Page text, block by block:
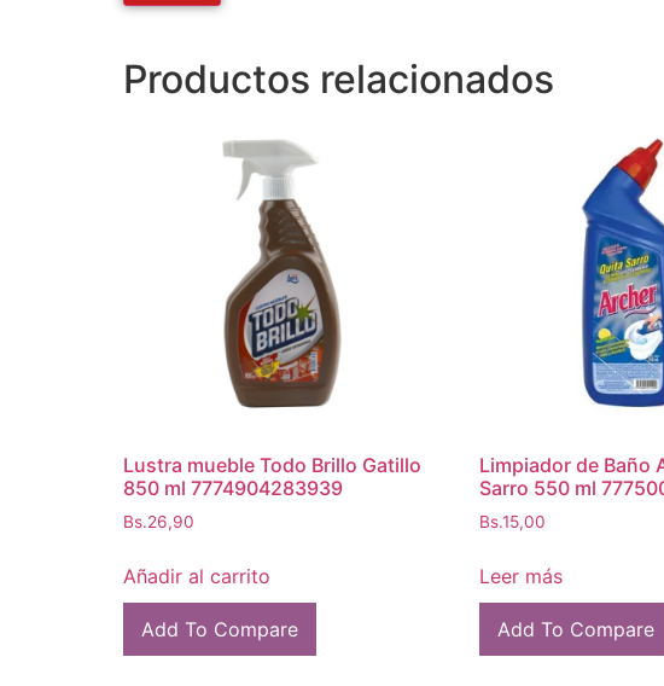
Productos relacionados
Lustra mueble Todo Brillo Gatillo
850 ml 7774904283939
Bs.26,90
Añadir al carrito
Add To Compare
Limpiador de Baño
Sarro 550 ml
Bs.15,00
Leer más
Add To Compare